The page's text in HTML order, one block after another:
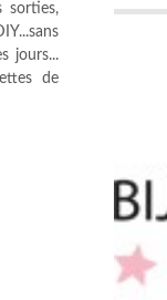
sorties,
jours...
de